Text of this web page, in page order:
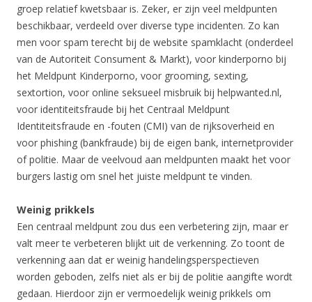
groep relatief kwetsbaar is. Zeker, er zijn veel meldpunten
beschikbaar, verdeeld over diverse type incidenten. Zo kan
men voor spam terecht bij de website spamklacht (onderdeel
van de Autoriteit Consument & Markt), voor kinderporno bij
het Meldpunt Kinderporno, voor grooming, sexting,
sextortion, voor online seksueel misbruik bij helpwanted.nl,
voor identiteitsfraude bij het Centraal Meldpunt
Identiteitsfraude en -fouten (CMI) van de rijksoverheid en
voor phishing (bankfraude) bij de eigen bank, internetprovider
of politie. Maar de veelvoud aan meldpunten maakt het voor
burgers lastig om snel het juiste meldpunt te vinden.
Weinig prikkels
Een centraal meldpunt zou dus een verbetering zijn, maar er
valt meer te verbeteren blijkt uit de verkenning. Zo toont de
verkenning aan dat er weinig handelingsperspectieven
worden geboden, zelfs niet als er bij de politie aangifte wordt
gedaan. Hierdoor zijn er vermoedelijk weinig prikkels om